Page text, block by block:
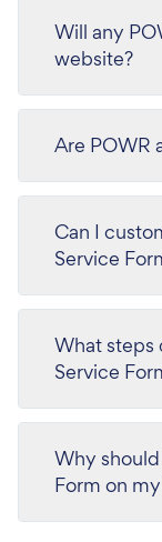
Will any
website?
Are POWR
Can I
Service
What steps
Service
Why
Form on